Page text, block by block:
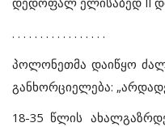
. . . . . . . . . . . . . . . . .
პოლონეთმა დაიწყო
განხორციელება:
18-35 წლის